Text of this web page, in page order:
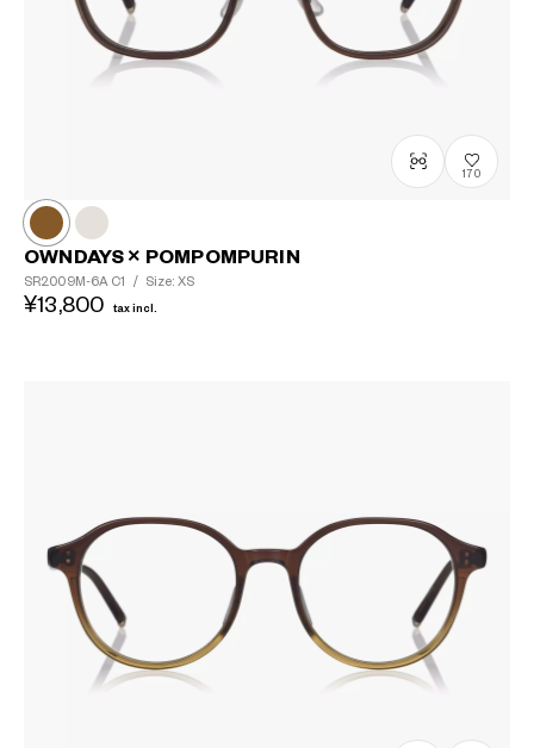
170
OWNDAYS × POMPOMPURIN
SR2009M-6A C1 / Size: XS
¥13,800 tax incl.